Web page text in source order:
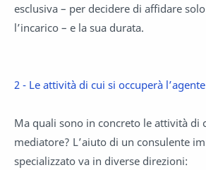
esclusiva – per decidere di affidare
l’incarico – e la sua durata.
2 - Le attività di cui si occuperà
Ma quali sono in concreto le attività di
mediatore? L’aiuto di un consulente
specializzato va in diverse direzioni: